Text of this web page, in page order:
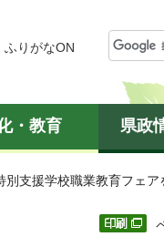
ふりがなON
・教育 県政
別支援学校職業教育フェア